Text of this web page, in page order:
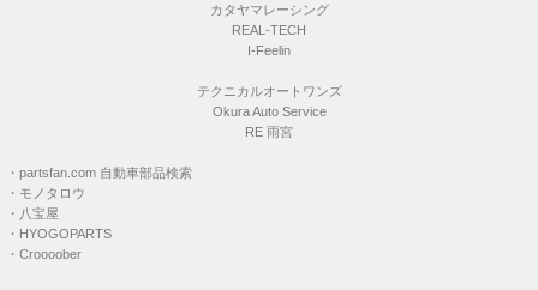
カタヤマレーシング
REAL-TECH
I-Feelin
テクニカルオートワンズ
Okura Auto Service
RE 雨宮
・ partsfan.com 自動車部品検索
・ モノタロウ
・ 八宝屋
・ HYOGOPARTS
・ Croooober